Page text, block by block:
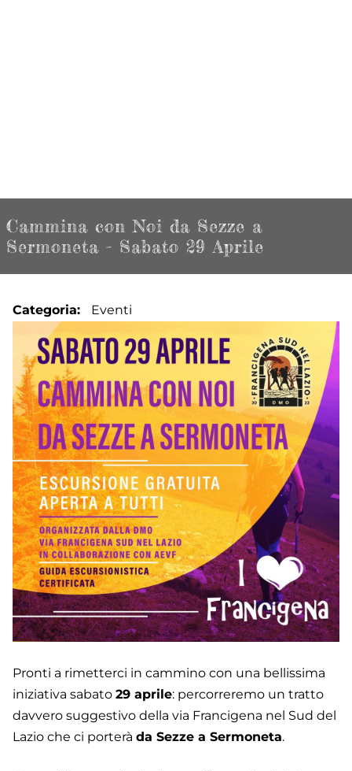
Cammina con Noi da Sezze a
Sermoneta - Sabato 29 Aprile
Categoria Eventi
Pronti a rimetterci in cammino con una bellissima
iniziativa sabato 29 aprile: percorreremo un tratto
davvero suggestivo della via Francigena nel Sud del
Lazio che ci porterà da Sezze a Sermoneta.